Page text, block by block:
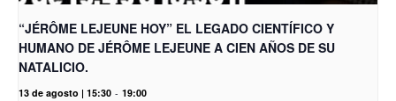
“JÉRÔME LEJEUNE HOY” EL LEGADO CIENTÍFICO Y
HUMANO DE JÉRÔME LEJEUNE A CIEN AÑOS DE SU
NATALICIO.
13 de agosto | 15:30 - 19:00